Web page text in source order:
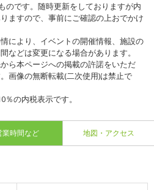
のです。随時更新をしておりますが内
ますので、事前にご確認の上おでかけ
により、イベントの開催情報、施設の
などは変更になる場合があります。
ら本ページへの掲載の許諾をいただ
画像の無断転載(二次使用)は禁止で
の内税表示です。
業時間など 地図・アクセス